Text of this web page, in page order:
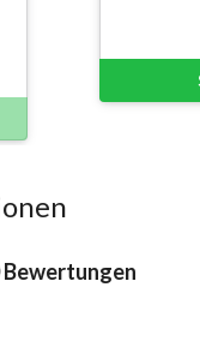
Bewertungen